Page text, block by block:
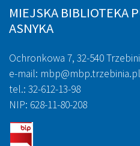
MIEJSKA BIBLIOTEKA
ASNYKA
Ochronkowa 7, 32-540
e-mail: mbp@mbp.trzebinia.pl
tel.: 32-612-13-98
NIP: 628-11-80-208